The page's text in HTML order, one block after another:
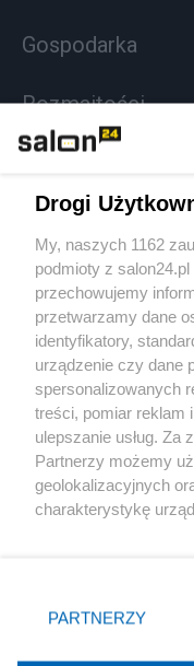
Gospodarka
Rozmaitości
Sport
Społeczeństwo
Kultura
X
Drogi
My, naszych 1162
podmioty z
przechowujemy
przetwarzamy dane
identyfikatory,
urządzenie czy dane
spersonalizowanych
treści, pomiar reklam
ulepszanie usług. Za
Partnerzy możemy
geolokalizacyjnych
charakterystykę
zmienić/wycofać
znajdujący się w
rodzaje
PARTNERZY